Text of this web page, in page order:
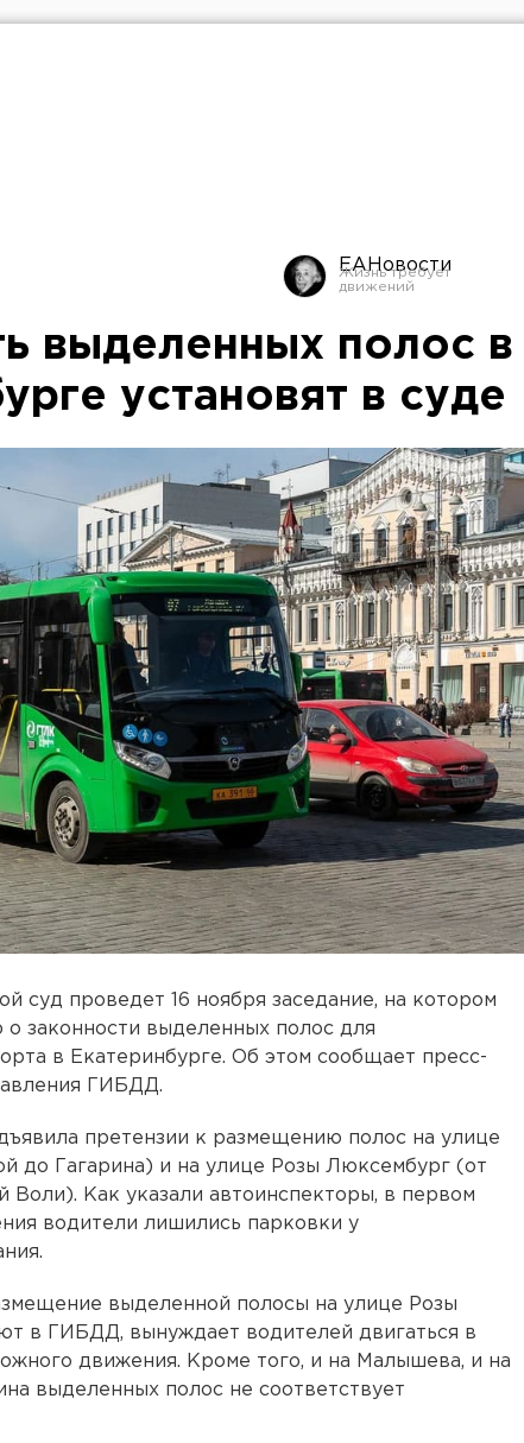
ЕАНовости
выделенных полос в
установят в суде
суд проведет 16 ноября заседание, на котором
о законности выделенных полос для
в Екатеринбурге. Об этом сообщает пресс-
ГИБДД.
претензии к размещению полос на улице
до Гагарина) и на улице Розы Люксембург (от
Как указали автоинспекторы, в первом
водители лишились парковки у
выделенной полосы на улице Розы
в ГИБДД, вынуждает водителей двигаться в
движения. Кроме того, и на Малышева, и на
выделенных полос не соответствует